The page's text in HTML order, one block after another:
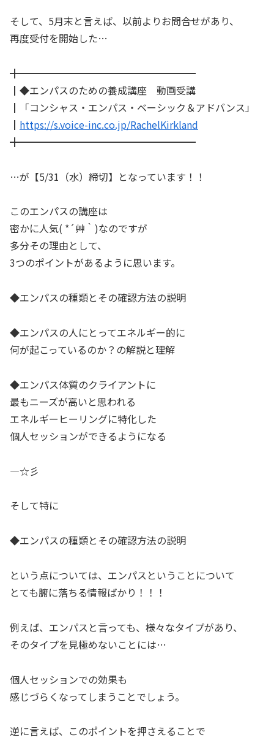
そして、5月末と言えば、以前よりお問合せがあり、
再度受付を開始した…
╋━━━━━━━━━━━━━━━━━━
┃◆エンパスのための養成講座 動画受講
┃「コンシャス・エンパス・ベーシック＆アドバンス」
┃ https://s.voice-inc.co.jp/RachelKirkland
╋━━━━━━━━━━━━━━━━━━
…が【5/31（水）締切】となっています！！
このエンパスの講座は
密かに人気( *´艸｀)なのですが
多分その理由として、
3つのポイントがあるように思います。
◆エンパスの種類とその確認方法の説明
◆エンパスの人にとってエネルギー的に
何が起こっているのか？の解説と理解
◆エンパス体質のクライアントに
最もニーズが高いと思われる
エネルギーヒーリングに特化した
個人セッションができるようになる
—☆彡
そして特に
◆エンパスの種類とその確認方法の説明
という点については、エンパスということについて
とても腑に落ちる情報ばかり！！！
例えば、エンパスと言っても、様々なタイプがあり、
そのタイプを見極めないことには…
個人セッションでの効果も
感じづらくなってしまうことでしょう。
逆に言えば、このポイントを押さえることで